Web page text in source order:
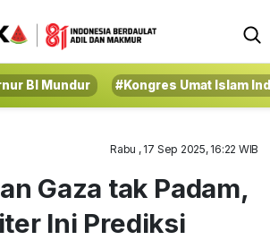
BI Mundur #Kongres Umat Islam
Rabu , 17 Sep 2025, 16:22 WIB
Gaza tak Padam,
Ini Prediksi